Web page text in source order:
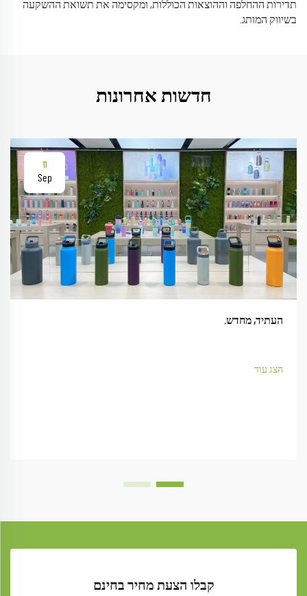
תדירות ההחלפה וההוצאות הכוללות, ומקסימה את תשואת ההשקעה
בשיווק המותג.
חדשות אחרונות
11
Sep
העתיד, מחדש.
הצג עוד
קבלו הצעת מחיר בחינם